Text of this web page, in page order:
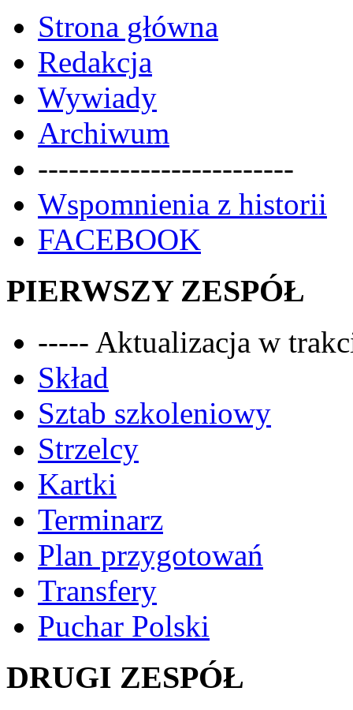
Strona główna
Redakcja
Wywiady
Archiwum
-------------------------
Wspomnienia z historii
FACEBOOK
PIERWSZY ZESPÓŁ
----- Aktualizacja w
Skład
Sztab szkoleniowy
Strzelcy
Kartki
Terminarz
Plan przygotowań
Transfery
Puchar Polski
DRUGI ZESPÓŁ